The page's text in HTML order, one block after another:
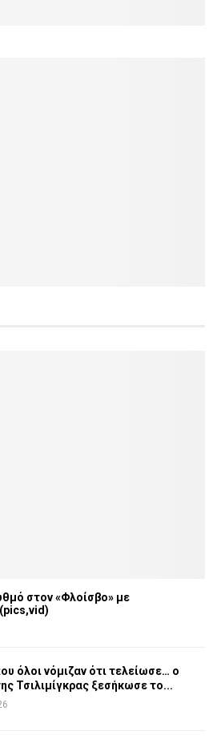
στον «Φλοίσβο» με
όλοι νόμιζαν ότι τελείωσε… ο
Τσιλιμίγκρας ξεσήκωσε το...